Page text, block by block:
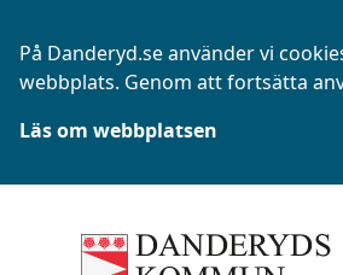
På Danderyd.se använder vi
webbplats. Genom att fortsätta
Läs om webbplatsen